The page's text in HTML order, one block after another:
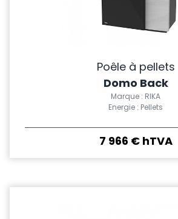
Poêle à pellets
Domo Back
Marque : RIKA
Energie : Pellets
7 966 € hTVA